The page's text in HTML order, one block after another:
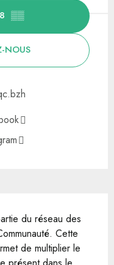
▒▒
NOUS
du réseau des
Cette
de multiplier le